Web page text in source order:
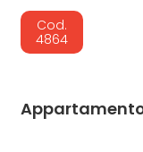
Cod.
4864